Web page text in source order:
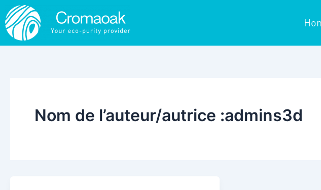
Aller
au
contenu
Nom de l’auteur/autrice :admins3d